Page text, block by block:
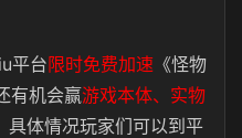
平台限时免费加速 《怪物
有机会赢游戏本体、实物
具体情况玩家们可以到平